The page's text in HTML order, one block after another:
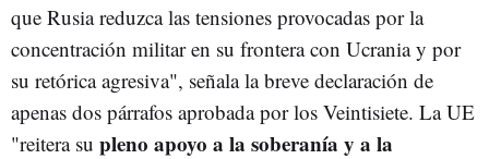
que Rusia reduzca las tensiones provocadas por la
concentración militar en su frontera con Ucrania y por
su retórica agresiva", señala la breve declaración de
apenas dos párrafos aprobada por los Veintisiete. La UE
"reitera su pleno apoyo a la soberanía y a la